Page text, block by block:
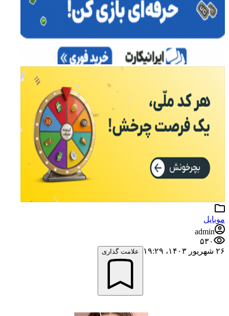
موبایل
admin
۵۳۰
۲۶ شهریور ۱۴۰۳،‏ ۱۹:۲۹
علامت گذاری